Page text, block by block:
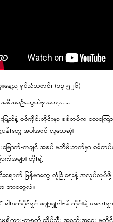
းနေ့ည ရုပ်သံသတင်း (၁၃-၅-၂၆)
အစီအစဉ်တွေထဲမှာတော့…..
းပြည်နဲ့ စစ်ကိုင်းတိုင်းမှာ စစ်တပ်က လေကြေ
န်းတွေ အပါအဝင် လူသေဆုံး
းမြောက်-ကချင် အစပ် မဘိမ်းဘက်မှာ စစ်တ
ာက်အများ တိုးချဲ့
းရောက် မြန်မာတွေ လုံခြုံရေးနဲ့ အလုပ်
ဘာတွေလဲ။
ခါးပတ်ပိုင်ရှင် ဂျော့ရှူဝါဗန် ထိုင်းနဲ့ မလေး